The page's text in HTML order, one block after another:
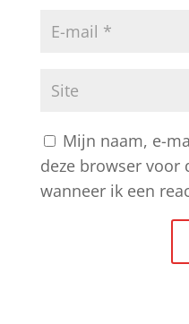
Mijn naam, e-
deze browser voor
wanneer ik een